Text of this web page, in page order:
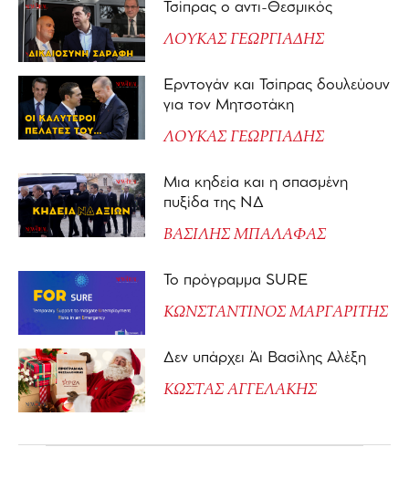
Τσίπρας ο αντι-Θεσμικός
ΛΟΥΚΑΣ ΓΕΩΡΓΙΑΔΗΣ
Ερντογάν και Τσίπρας δουλεύουν
για τον Μητσοτάκη
ΛΟΥΚΑΣ ΓΕΩΡΓΙΑΔΗΣ
Μια κηδεία και η σπασμένη
πυξίδα της ΝΔ
ΒΑΣΙΛΗΣ ΜΠΑΛΑΦΑΣ
Το πρόγραμμα SURE
ΚΩΝΣΤΑΝΤΙΝΟΣ ΜΑΡΓΑΡΙΤΗΣ
Δεν υπάρχει Άι Βασίλης Αλέξη
ΚΩΣΤΑΣ ΑΓΓΕΛΑΚΗΣ